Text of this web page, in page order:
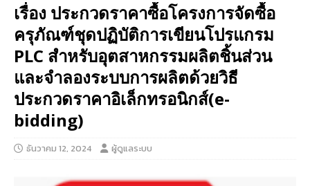
เรื่อง ประกวดราคาซื้อโครงการจัดซื้อ
ครุภัณฑ์ชุดปฏิบัติการเขียนโปรแกรม
PLC สำหรับอุตสาหกรรมผลิตชิ้นส่วน
และจำลองระบบการผลิตด้วยวิธี
ประกวดราคาอิเล็กทรอนิกส์(e-
bidding)
ธันวาคม 12, 2024 ผู้ดูแลระบบ